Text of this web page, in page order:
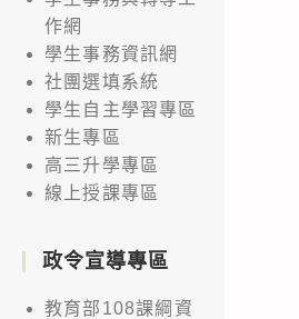
作網
學生事務資訊網
社團選填系統
學生自主學習專區
新生專區
高三升學專區
線上授課專區
政令宣導專區
教育部108課綱資